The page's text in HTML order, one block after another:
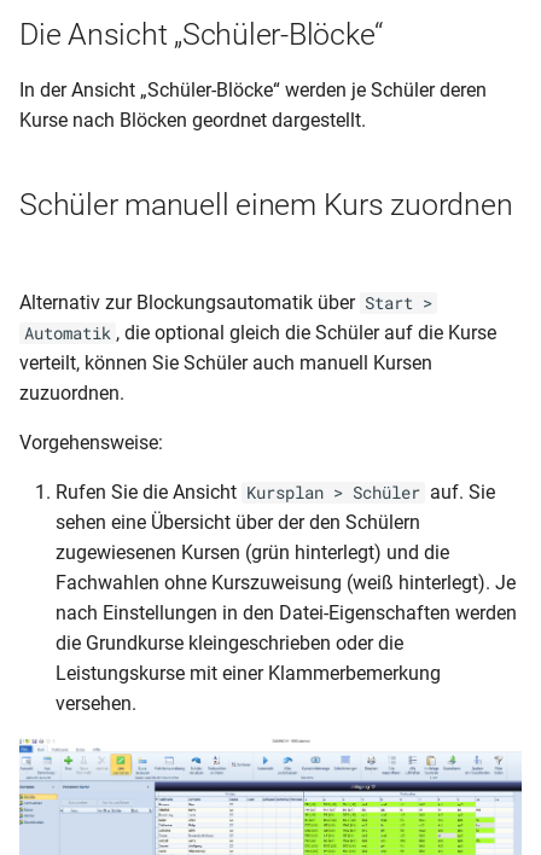
Die Ansicht „Schüler-Blöcke“
In der Ansicht „Schüler-Blöcke“ werden je Schüler deren
Kurse nach Blöcken geordnet dargestellt.
Schüler manuell einem Kurs zuordnen
Alternativ zur Blockungsautomatik über Start >
Automatik , die optional gleich die Schüler auf die Kurse
verteilt, können Sie Schüler auch manuell Kursen
zuzuordnen.
Vorgehensweise:
Rufen Sie die Ansicht Kursplan > Schüler auf. Sie
sehen eine Übersicht über der den Schülern
zugewiesenen Kursen (grün hinterlegt) und die
Fachwahlen ohne Kurszuweisung (weiß hinterlegt). Je
nach Einstellungen in den Datei-Eigenschaften werden
die Grundkurse kleingeschrieben oder die
Leistungskurse mit einer Klammerbemerkung
versehen.